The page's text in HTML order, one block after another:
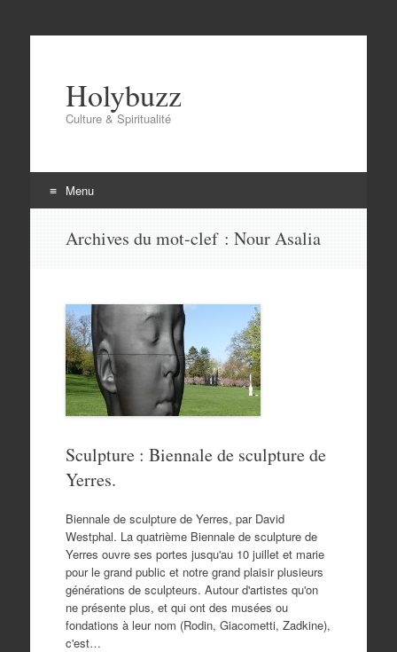
Holybuzz
Culture & Spiritualité
Menu
Archives du mot-clef : Nour Asalia
Sculpture : Biennale de sculpture de
Yerres.
Biennale de sculpture de Yerres, par David
Westphal. La quatrième Biennale de sculpture de
Yerres ouvre ses portes jusqu'au 10 juillet et marie
pour le grand public et notre grand plaisir plusieurs
générations de sculpteurs. Autour d'artistes qu'on
ne présente plus, et qui ont des musées ou
fondations à leur nom (Rodin, Giacometti, Zadkine),
c'est…